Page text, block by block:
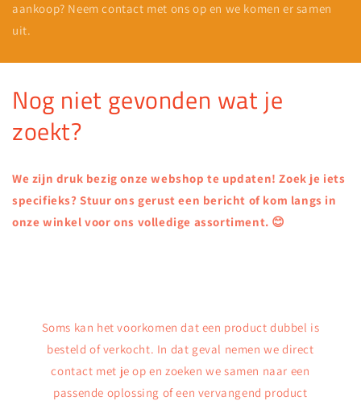
aankoop? Neem contact met ons op en we komen er samen
uit.
Nog niet gevonden wat je
zoekt?
We zijn druk bezig onze webshop te updaten! Zoek je iets
specifieks? Stuur ons gerust een bericht of kom langs in
onze winkel voor ons volledige assortiment. 😊
Soms kan het voorkomen dat een product dubbel is
besteld of verkocht. In dat geval nemen we direct
contact met je op en zoeken we samen naar een
passende oplossing of een vervangend product